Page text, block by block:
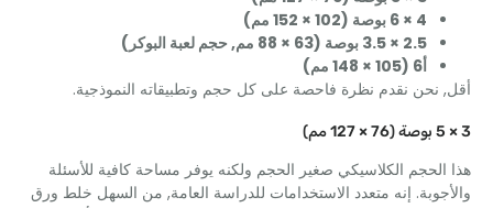
نقدم نظرة فاحصة على كل حجم وتطبيقاته النموذجية.
الكلاسيكي صغير الحجم ولكنه يوفر مساحة كافية للأسئلة
إنه متعدد الاستخدامات للدراسة العامة, من السهل خلط ورق